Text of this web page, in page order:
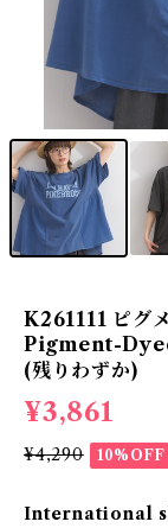
K261111 ピグ
Pigment-
(残りわずか)
¥3,861
¥4,290 10%OFF
International